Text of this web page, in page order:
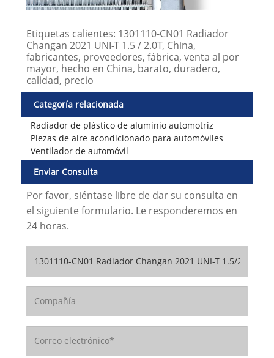
Etiquetas calientes: 1301110-CN01 Radiador
Changan 2021 UNI-T 1.5 / 2.0T, China,
fabricantes, proveedores, fábrica, venta al por
mayor, hecho en China, barato, duradero,
calidad, precio
Categoría relacionada
Radiador de plástico de aluminio automotriz
Piezas de aire acondicionado para automóviles
Ventilador de automóvil
Enviar Consulta
Por favor, siéntase libre de dar su consulta en
el siguiente formulario. Le responderemos en
24 horas.